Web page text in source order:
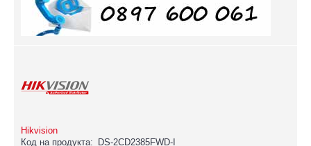
Hikvision
Код на продукта:
DS-2CD2385FWD-I